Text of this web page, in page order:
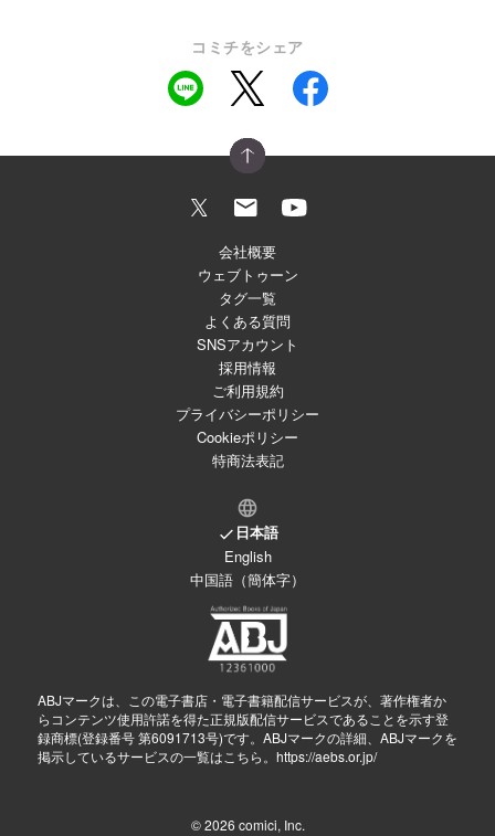
コミチをシェア
会社概要
ウェブトゥーン
タグ一覧
よくある質問
SNSアカウント
採用情報
ご利用規約
プライバシーポリシー
Cookieポリシー
特商法表記
日本語
English
中国語（簡体字）
ABJマークは、この電子書店・電子書籍配信サービスが、著作権者か
らコンテンツ使用許諾を得た正規版配信サービスであることを示す登
録商標(登録番号 第6091713号)です。ABJマークの詳細、ABJマークを
掲示しているサービスの一覧はこちら。 https://aebs.or.jp/
© 2026 comici, Inc.